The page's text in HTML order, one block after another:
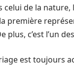
celui de la
première
c’est l’un
est toujours